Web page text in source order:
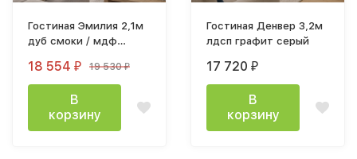
Гостиная Эмилия 2,1м
дуб смоки / мдф
18 554 ₽ 19 530₽
В
корзину
Гостиная Денвер 3,2м
лдсп графит серый
17 720 ₽
В
корзину